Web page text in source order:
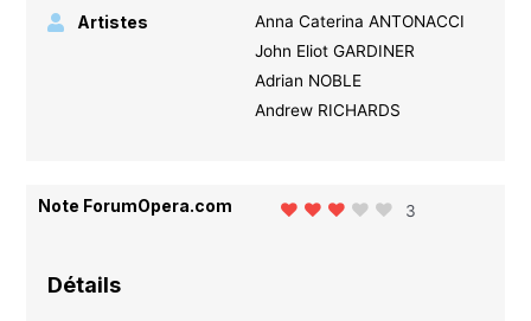
Artistes
Anna Caterina ANTONACCI
John Eliot GARDINER
Adrian NOBLE
Andrew RICHARDS
Note ForumOpera.com 3
Détails